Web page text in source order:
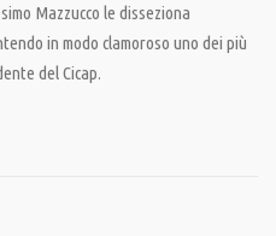
Mazzucco le disseziona
in modo clamoroso uno dei più
del Cicap.